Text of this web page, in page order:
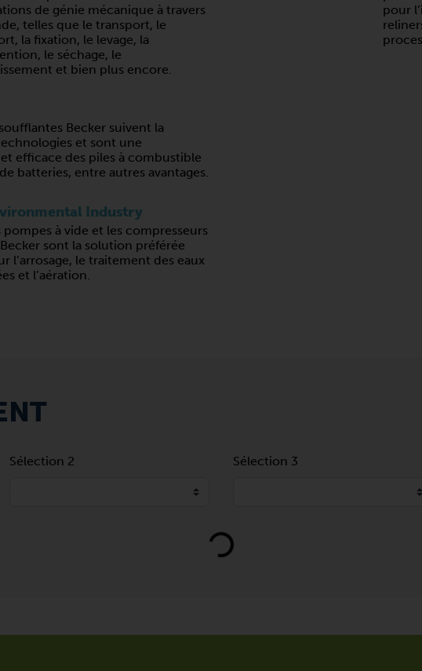
de génie mécanique à travers
telles que le transport, le
la fixation, le levage, la
le séchage, le
et bien plus encore.
Becker suivent la
et sont une
efficace des piles à combustible
batteries, entre autres avantages.
Industry
pompes à vide et les compresseurs
sont la solution préférée
l’arrosage, le traitement des eaux
et l’aération.
pour
Sélection 2 Sélection 3
Loading...